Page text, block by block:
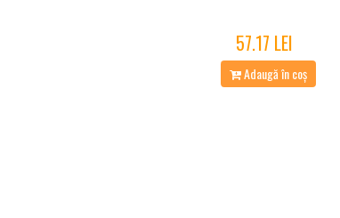
57.17 LEI
Adaugă în coș